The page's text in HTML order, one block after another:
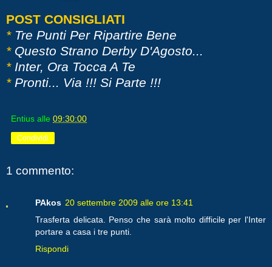
POST CONSIGLIATI
* Tre Punti Per Ripartire Bene
* Questo Strano Derby D'Agosto...
* Inter, Ora Tocca A Te
* Pronti... Via !!! Si Parte !!!
Entius alle 09:30:00
Condividi
1 commento:
PAkos 20 settembre 2009 alle ore 13:41
Trasferta delicata. Penso che sarà molto difficile per l'Inter
portare a casa i tre punti.
Rispondi